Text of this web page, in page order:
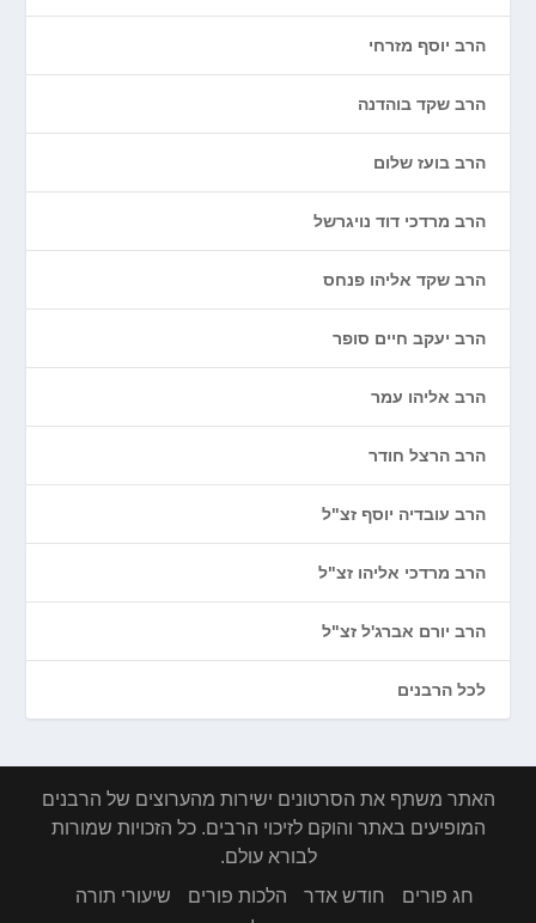
הרב יוסף מזרחי
הרב שקד בוהדנה
הרב בועז שלום
הרב מרדכי דוד נויגרשל
הרב שקד אליהו פנחס
הרב יעקב חיים סופר
הרב אליהו עמר
הרב הרצל חודר
הרב עובדיה יוסף זצ"ל
הרב מרדכי אליהו זצ"ל
הרב יורם אברג'ל זצ"ל
לכל הרבנים
האתר משתף את הסרטונים ישירות מהערוצים של הרבנים
המופיעים באתר והוקם לזיכוי הרבים. כל הזכויות שמורות
לבורא עולם.
חג פורים
חודש אדר הלכות פורים
שיעורי תורה